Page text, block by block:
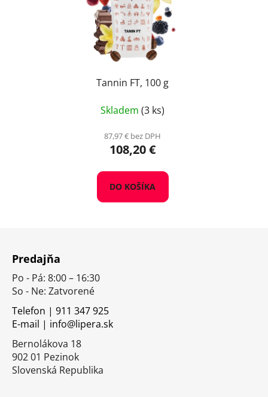
Tannin FT, 100 g
Skladem (3 ks)
87,97 € bez DPH
108,20 €
DO KOŠÍKA
Predajňa
Po - Pá: 8:00 – 16:30
So - Ne: Zatvorené
Telefon | 911 347 925
E-mail | info@lipera.sk
Bernolákova 18
902 01 Pezinok
Slovenská Republika